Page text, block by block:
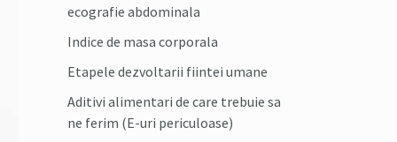
ecografie abdominala
Indice de masa corporala
Etapele dezvoltarii fiintei umane
Aditivi alimentari de care trebuie sa
ne ferim (E-uri periculoase)